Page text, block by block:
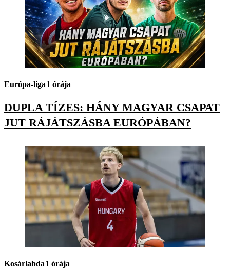
Európa-liga1 órája
DUPLA TÍZES: HÁNY MAGYAR CSAPAT
JUT RÁJÁTSZÁSBA EURÓPÁBAN?
Kosárlabda1 órája